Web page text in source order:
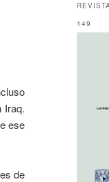
Iraq.
ese
de
149